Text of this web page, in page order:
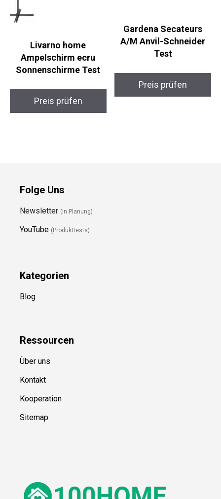
Livarno home
Ampelschirm ecru
Sonnenschirme Test
Preis prüfen
Gardena Secateurs
A/M Anvil-Schneider
Test
Preis prüfen
Folge Uns
Newsletter (in Planung)
YouTube (Produkttests)
Kategorien
Blog
Ressourcen
Über uns
Kontakt
Kooperation
Sitemap